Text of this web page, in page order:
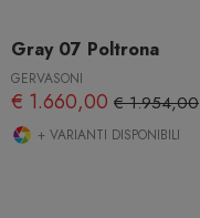
Gray 07 Poltrona
GERVASONI
€ 1.660,00 € 1.954,00
+ VARIANTI DISPONIBILI